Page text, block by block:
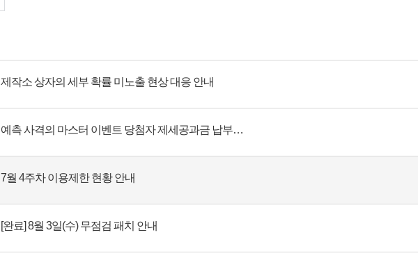
제작소 상자의 세부 확률 미노출 현상 대응 안내
예측 사격의 마스터 이벤트 당첨자 제세공과금 납부 안내 (추가)
7월 4주차 이용제한 현황 안내
[완료] 8월 3일(수) 무점검 패치 안내